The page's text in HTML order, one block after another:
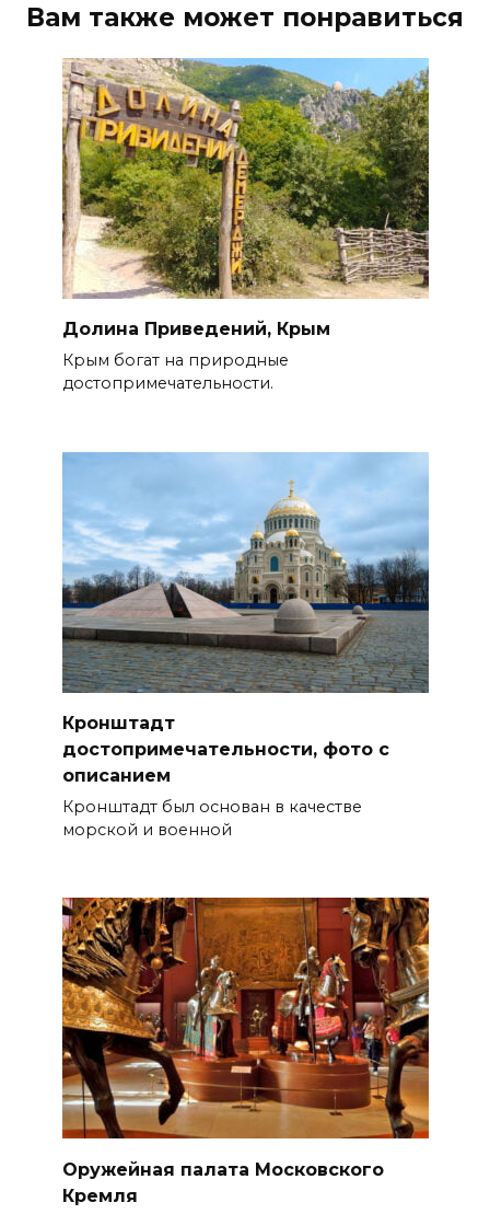
Вам также может понравиться
Долина Приведений, Крым
Крым богат на природные
достопримечательности.
Кронштадт
достопримечательности, фото с
описанием
Кронштадт был основан в качестве
морской и военной
Оружейная палата Московского
Кремля